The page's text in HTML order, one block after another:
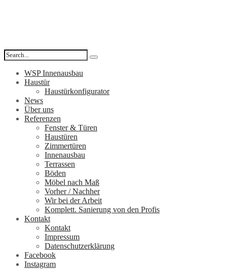
WSP Innenausbau
Haustür
Haustürkonfigurator
News
Über uns
Referenzen
Fenster & Türen
Haustüren
Zimmertüren
Innenausbau
Terrassen
Böden
Möbel nach Maß
Vorher / Nachher
Wir bei der Arbeit
Komplett. Sanierung von den Profis
Kontakt
Kontakt
Impressum
Datenschutzerklärung
Facebook
Instagram